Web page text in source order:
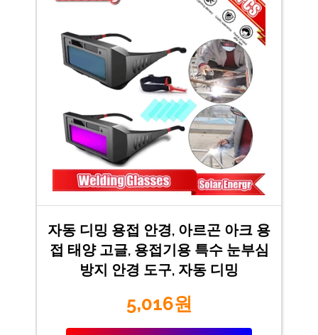
자동 디밍 용접 안경, 아르곤 아크 용
접 태양 고글, 용접기용 특수 눈부심
방지 안경 도구, 자동 디밍
5,016원